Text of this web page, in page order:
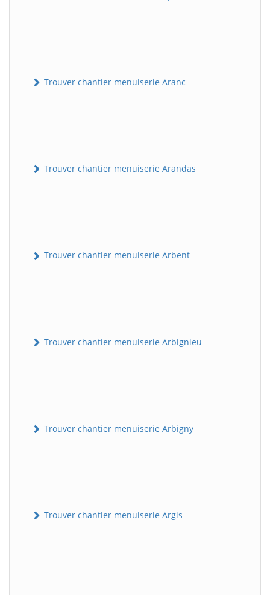
Trouver chantier menuiserie Aranc
Trouver chantier menuiserie Arandas
Trouver chantier menuiserie Arbent
Trouver chantier menuiserie Arbignieu
Trouver chantier menuiserie Arbigny
Trouver chantier menuiserie Argis